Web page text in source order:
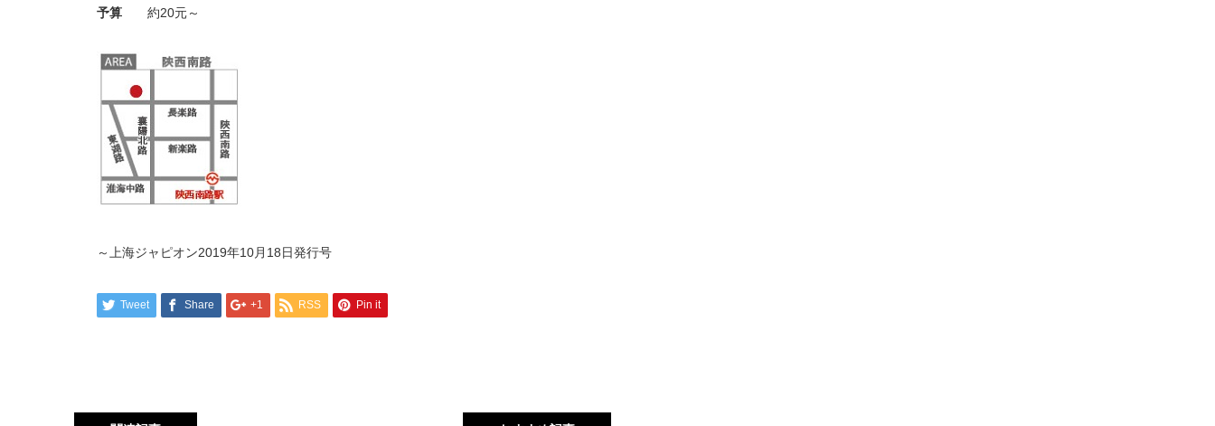
予算 約20元～
～上海ジャピオン2019年10月18日発行号
Tweet Share +1 RSS Pin it